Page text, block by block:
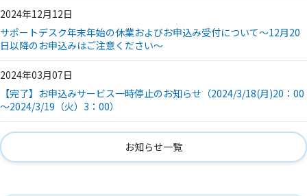
2024年12月12日
サポートデスク年末年始の休業およびお申込み受付について～12月20
日以降のお申込みはご注意ください～
2024年03月07日
【完了】お申込みサービス一時停止のお知らせ（2024/3/18(月)20：00
～2024/3/19（火）3：00）
お知らせ一覧